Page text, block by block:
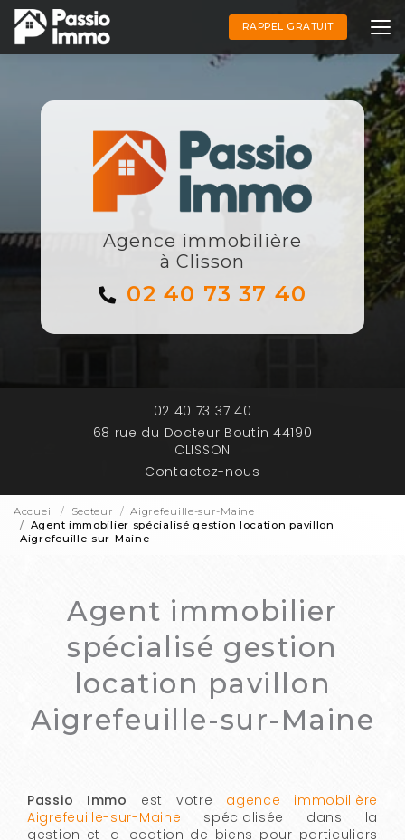
Aller
au
contenu
principal
RAPPEL GRATUIT
Agence immobilière
à Clisson
02 40 73 37 40
02 40 73 37 40
68 rue du Docteur Boutin 44190
CLISSON
Contactez-nous
Accueil Secteur
Aigrefeuille-sur-Maine
Agent immobilier spécialisé gestion location pavillon
Aigrefeuille-sur-Maine
Agent immobilier
spécialisé gestion
location pavillon
Aigrefeuille-sur-Maine
Passio Immo est votre agence immobilière
Aigrefeuille-sur-Maine spécialisée dans la
gestion et la location de biens pour particuliers